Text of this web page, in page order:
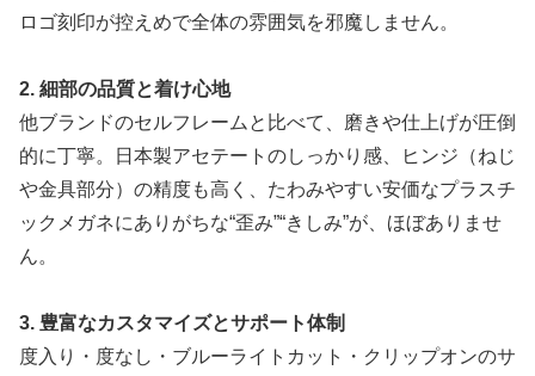
ロゴ刻印が控えめで全体の雰囲気を邪魔しません。
2. 細部の品質と着け心地
他ブランドのセルフレームと比べて、磨きや仕上げが圧倒
的に丁寧。日本製アセテートのしっかり感、ヒンジ（ねじ
や金具部分）の精度も高く、たわみやすい安価なプラスチ
ックメガネにありがちな“歪み”“きしみ”が、ほぼありませ
ん。
3. 豊富なカスタマイズとサポート体制
度入り・度なし・ブルーライトカット・クリップオンのサ